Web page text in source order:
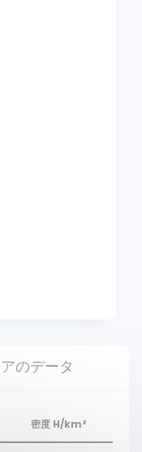
のデータ
密度 H/km²